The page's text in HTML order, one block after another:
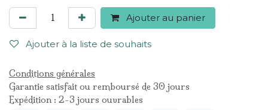
Ajouter au panier
Ajouter à la liste de souhaits
Conditions générales
Garantie satisfait ou remboursé de 30 jours
Expédition : 2-3 jours ouvrables